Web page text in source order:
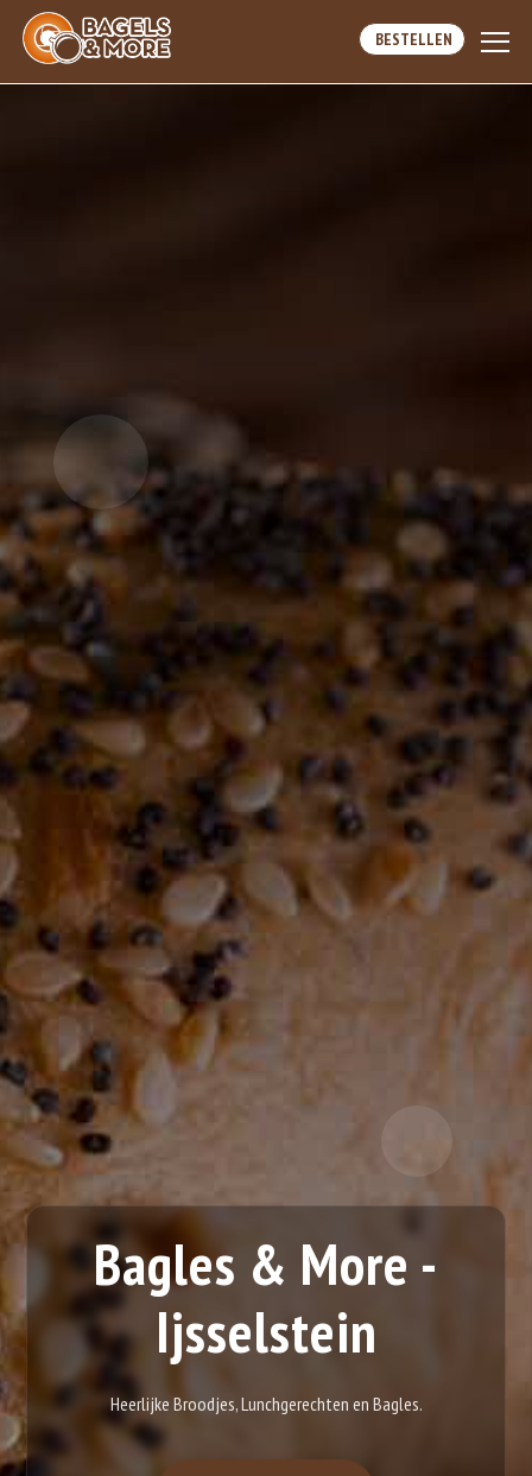
BESTELLEN
Bagles & More -
Ijsselstein
Heerlijke Broodjes, Lunchgerechten en Bagles.